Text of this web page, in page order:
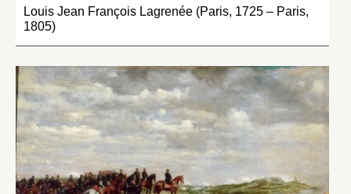
Louis Jean François Lagrenée (Paris, 1725 – Paris,
1805)